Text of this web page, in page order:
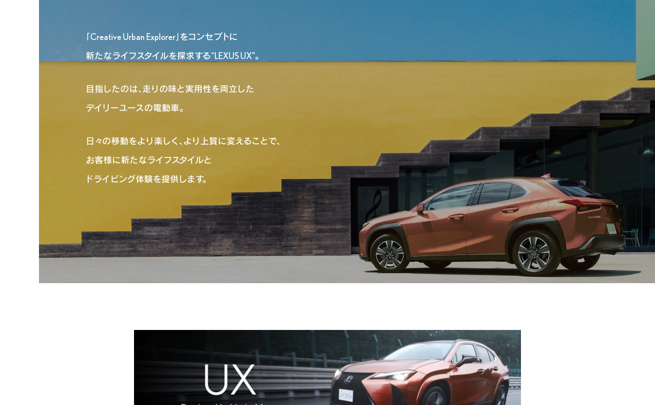
「Creative Urban Explorer」をコンセプトに
新たなライフスタイルを探求する“LEXUS UX”。
目指したのは、走りの味と実用性を両立した
デイリーユースの電動車。
日々の移動をより楽しく、 より上質に変えることで、
お客様に新たなライフスタイルと
ドライビング体験を提供します。